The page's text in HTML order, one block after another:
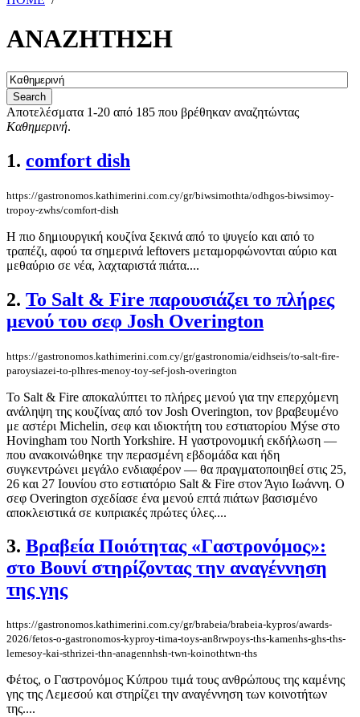
ΑΝΑΖΗΤΗΣΗ
Αποτελέσματα 1-20 από 185 που βρέθηκαν αναζητώντας
Καθημερινή.
1. comfort dish
https://gastronomos.kathimerini.com.cy/gr/biwsimothta/odhgos-biwsimoy-
tropoy-zwhs/comfort-dish
Η πιο δημιουργική κουζίνα ξεκινά από το ψυγείο και από το
τραπέζι, αφού τα σημερινά leftovers μεταμορφώνονται αύριο και
μεθαύριο σε νέα, λαχταριστά πιάτα....
2. Το Salt & Fire παρουσιάζει το πλήρες
μενού του σεφ Josh Overington
https://gastronomos.kathimerini.com.cy/gr/gastronomia/eidhseis/to-salt-fire-
paroysiazei-to-plhres-menoy-toy-sef-josh-overington
Το Salt & Fire αποκαλύπτει το πλήρες μενού για την επερχόμενη
ανάληψη της κουζίνας από τον Josh Overington, τον βραβευμένο
με αστέρι Michelin, σεφ και ιδιοκτήτη του εστιατορίου Mýse στο
Hovingham του North Yorkshire. Η γαστρονομική εκδήλωση —
που ανακοινώθηκε την περασμένη εβδομάδα και ήδη
συγκεντρώνει μεγάλο ενδιαφέρον — θα πραγματοποιηθεί στις 25,
26 και 27 Ιουνίου στο εστιατόριο Salt & Fire στον Άγιο Ιωάννη. Ο
σεφ Overington σχεδίασε ένα μενού επτά πιάτων βασισμένο
αποκλειστικά σε κυπριακές πρώτες ύλες....
3. Βραβεία Ποιότητας «Γαστρονόμος»:
στο Βουνί στηρίζοντας την αναγέννηση
της γης
https://gastronomos.kathimerini.com.cy/gr/brabeia/brabeia-kypros/awards-
2026/fetos-o-gastronomos-kyproy-tima-toys-an8rwpoys-ths-kamenhs-ghs-ths-
lemesoy-kai-sthrizei-thn-anagennhsh-twn-koinothtwn-ths
Φέτος, ο Γαστρονόμος Κύπρου τιμά τους ανθρώπους της καμένης
γης της Λεμεσού και στηρίζει την αναγέννηση των κοινοτήτων
της....